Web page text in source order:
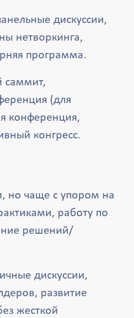
дискуссии,
нетворкинга,
программа.
саммит,
(для
конференция,
конгресс.
но чаще с упором на
работу по
решений/
дискуссии,
развитие
жесткой